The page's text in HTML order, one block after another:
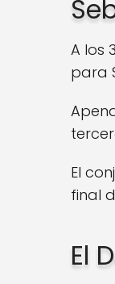
A los
para
El
final
El